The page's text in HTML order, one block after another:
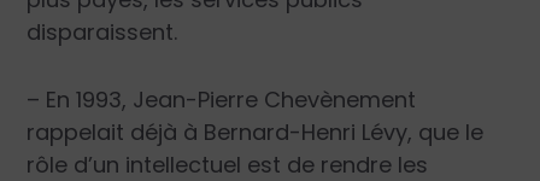
disparaissent.
– En 1993, Jean-Pierre Chevènement
rappelait déjà à Bernard-Henri Lévy, que le
rôle d’un intellectuel est de rendre les